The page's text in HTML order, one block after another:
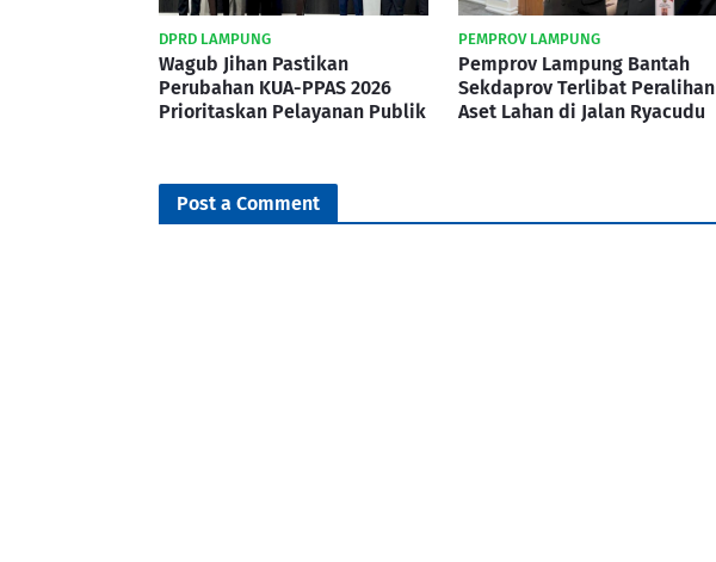
DPRD LAMPUNG
Wagub Jihan Pastikan
Perubahan KUA-PPAS 2026
Prioritaskan Pelayanan Publik
PEMPROV LAMPUNG
Pemprov Lampung Bantah
Sekdaprov Terlibat Peralihan
Aset Lahan di Jalan Ryacudu
Post a Comment